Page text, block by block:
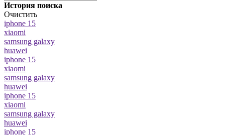
История поиска
Очистить
iphone 15
xiaomi
samsung galaxy
huawei
iphone 15
xiaomi
samsung galaxy
huawei
iphone 15
xiaomi
samsung galaxy
huawei
iphone 15